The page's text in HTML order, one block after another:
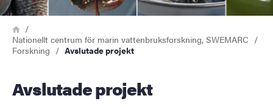
Länkstig
Hem
Nationellt centrum för marin vattenbruksforskning, SWEMARC
Forskning
Avslutade projekt
Avslutade projekt